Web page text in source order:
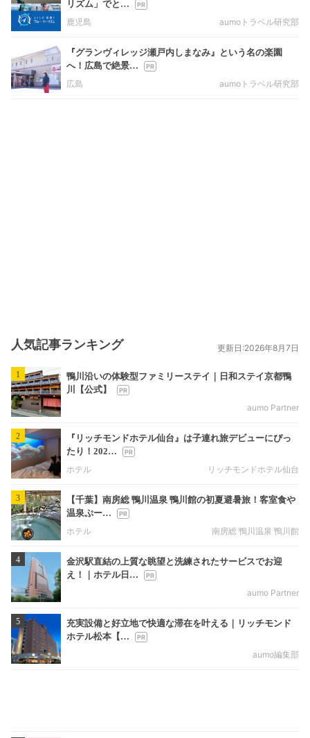
リズム」でと…
鹿児島
aumoトラベル研究部
『グランヴィレッジ瀬戸内しまなみ』という名の楽園
へ！広島で絶景…
広島
aumoトラベル研究部
人気記事ランキング 更新日:2026年8月7日
1
鴨川沿いの体験型ファミリーステイ｜日和ステイ京都鴨
川【公式】
aumo Partner
2
『リッチモンドホテル仙台』は子連れ旅デビューにぴっ
たり！202…
ホテル
リッチモンドホテル仙台
3
【千葉】南房総 鴨川温泉 鴨川館の初夏避暑旅！客室食や
温泉ぷー…
ホテル
南房総 鴨川温泉 鴨川館
4
金沢駅直結の上質な眺望と洗練されたサービスでお迎
え！｜ホテル日…
aumo Partner
5
充実設備と好立地で快適な滞在を叶える｜リッチモンド
ホテル松本【…
aumo編集部